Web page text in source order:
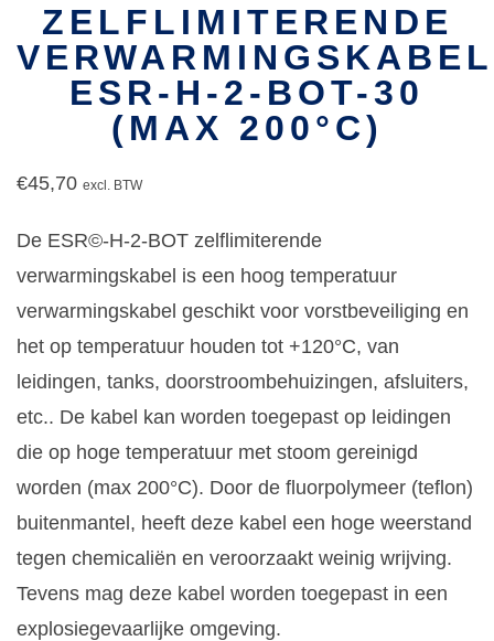
ZELFLIMITERENDE
VERWARMINGSKABEL
ESR-H-2-BOT-30
(MAX 200°C)
€45,70 excl. BTW
De ESR©-H-2-BOT zelflimiterende
verwarmingskabel is een hoog temperatuur
verwarmingskabel geschikt voor vorstbeveiliging en
het op temperatuur houden tot +120°C, van
leidingen, tanks, doorstroombehuizingen, afsluiters,
etc.. De kabel kan worden toegepast op leidingen
die op hoge temperatuur met stoom gereinigd
worden (max 200°C). Door de fluorpolymeer (teflon)
buitenmantel, heeft deze kabel een hoge weerstand
tegen chemicaliën en veroorzaakt weinig wrijving.
Tevens mag deze kabel worden toegepast in een
explosiegevaarlijke omgeving.